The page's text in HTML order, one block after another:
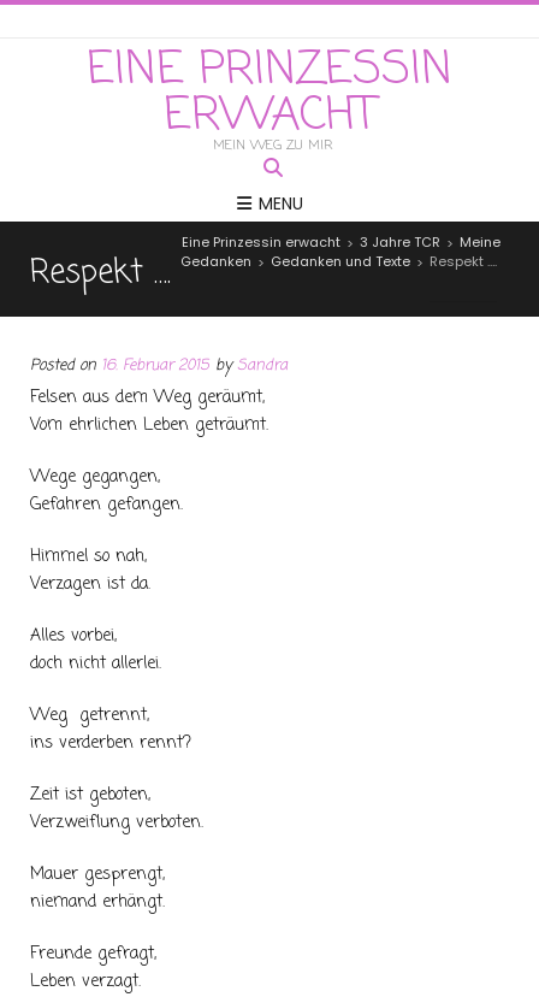
EINE PRINZESSIN
ERWACHT
MEIN WEG ZU MIR
MENU
Respekt ….
Eine Prinzessin erwacht > 3 Jahre TCR > Meine
Gedanken > Gedanken und Texte > Respekt ….
Posted on 16. Februar 2015 bySandra
Felsen aus dem Weg geräumt,
Vom ehrlichen Leben geträumt.
Wege gegangen,
Gefahren gefangen.
Himmel so nah,
Verzagen ist da.
Alles vorbei,
doch nicht allerlei.
Weg getrennt,
ins verderben rennt?
Zeit ist geboten,
Verzweiflung verboten.
Mauer gesprengt,
niemand erhängt.
Freunde gefragt,
Leben verzagt.